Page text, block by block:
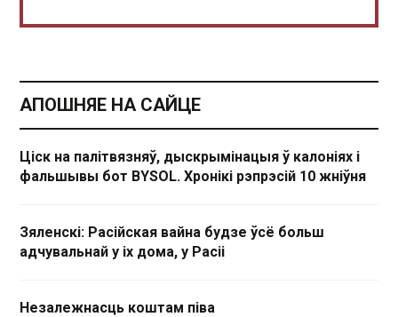
АПОШНЯЕ НА САЙЦЕ
Ціск на палітвязняў, дыскрымінацыя ў калоніях і
фальшывы бот BYSOL. Хронікі рэпрэсій 10 жніўня
Зяленскі: Расійская вайна будзе ўсё больш
адчувальнай у іх дома, у Расіі
Незалежнасць коштам піва